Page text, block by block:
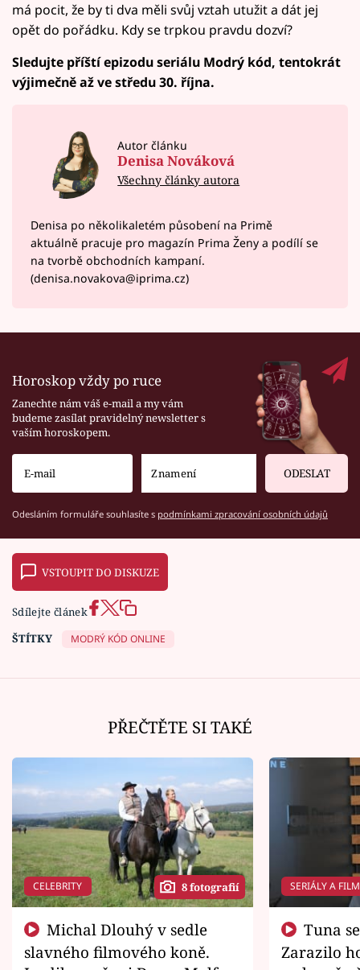
má pocit, že by ti dva měli svůj vztah utužit a dát jej
opět do pořádku. Kdy se trpkou pravdu dozví?
Sledujte příští epizodu seriálu Modrý kód, tentokrát
výjimečně až ve středu 30. října.
Autor článku
Denisa Nováková
Všechny články autora
Denisa po několikaletém působení na Primě
aktuálně pracuje pro magazín Prima Ženy a podílí se
na tvorbě obchodních kampaní.
(denisa.novakova@iprima.cz)
Horoskop vždy po ruce
Zanechte nám váš e-mail a my vám
budeme zasílat pravidelný newsletter s
vaším horoskopem.
ODESLAT
Odesláním formuláře souhlasíte s podmínkami zpracování osobních údajů
VSTOUPIT DO DISKUZE
Sdílejte článek
ŠTÍTKY
MODRÝ KÓD ONLINE
PŘEČTĚTE SI TAKÉ
CELEBRITY 8 fotografií
slavného filmového koně.
SERIÁLY A
Zarazilo